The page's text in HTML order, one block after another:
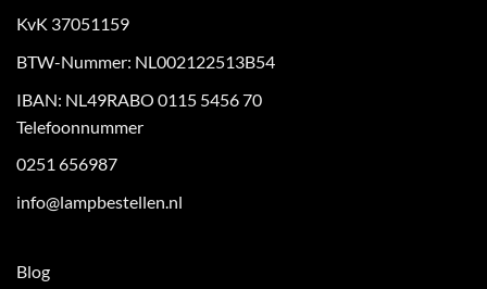
KvK 37051159
BTW-Nummer: NL002122513B54
IBAN: NL49RABO 0115 5456 70
Telefoonnummer
0251 656987
info@lampbestellen.nl
Blog